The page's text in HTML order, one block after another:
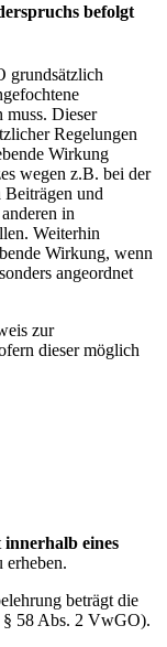
befolgt
grundsätzlich
muss. Dieser
Regelungen
Wirkung
wegen z.B. bei der
und
in
Weiterhin
Wirkung, wenn
angeordnet
zur
dieser möglich
innerhalb eines
erheben.
beträgt die
§ 58 Abs. 2 VwGO).